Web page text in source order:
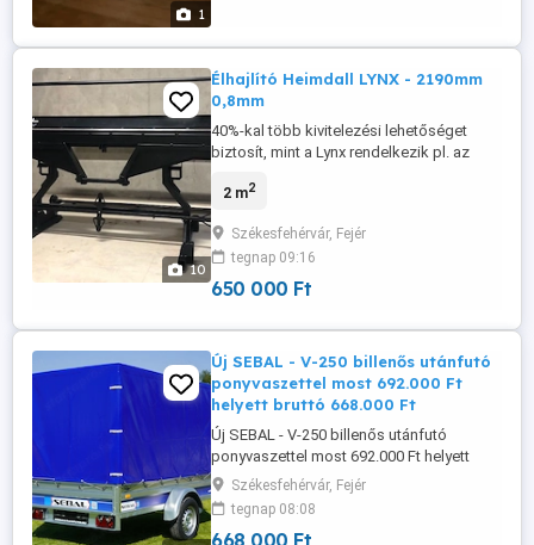
1
Kifizetés: projekt(szakasz) ...
10
Élhajlító Heimdall LYNX - 2190mm
0,8mm
40%-kal több kivitelezési lehetőséget
biztosít, mint a Lynx rendelkezik pl. az
méretre való beállításával. A gépnél a
a mozgó elemeket önkenő sárgaréz
elemeken helyeztük el. Gép Két
Helyszínen Dolgozó Kezelő Vagy
2 m2
Székesfehérvár, Fejér
tegnap 09:16
650 000 Ft
Új SEBAL - V-250 billenős utánfutó
ponyvaszettel most 692.000 Ft
helyett bruttó 668.000 Ft
Új SEBAL - V-250 billenős utánfutó
ponyvaszettel most 692.000 Ft helyett
bruttó 668.000 Ft Garancia: 3 év KIVITEL: 1
TENGELYES, BILLENŐS ÖSSZTÖMEG: 750
KG ÖNSÚLY: 184 KG TEHERBÍRÁS: 566 KG
Székesfehérvár, Fejér
tegnap 08:08
668 000 Ft